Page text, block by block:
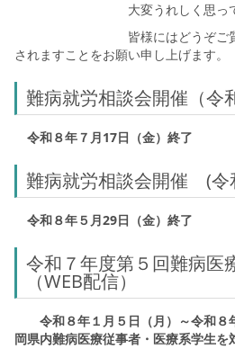
大変うれしく思ってお
皆様にはどうぞご質問を
されますことをお願い申し上げます。
難病就労相談会開催（令
令和８年７月17日（金）終了
難病就労相談会開催 (令
令和８年５月29日（金）終了
令和７年度第５回難病医
（WEB配信）
令和８年１月５日（月）～令和
岡県内難病医療従事者・医療系学生を